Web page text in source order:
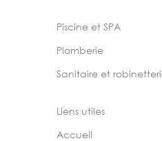
Piscine et SPA
Plomberie
Sanitaire et
Liens utiles
Accueil